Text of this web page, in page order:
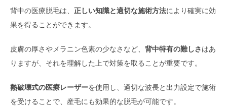
背中の医療脱毛は、 正しい知識と適切な施術方法により確実に効
果を得ることができます。
皮膚の厚さやメラニン色素の少なさなど、 背中特有の難しさはあ
りますが、それを理解した上で対策を取ることが重要です。
熱破壊式の医療レーザーを使用し、適切な波長と出力設定で施術
を受けることで、産毛にも効果的な脱毛が可能です。